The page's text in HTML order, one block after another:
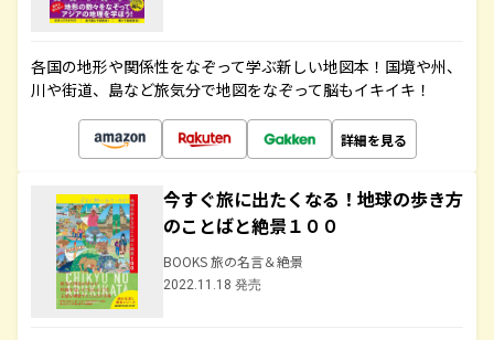
各国の地形や関係性をなぞって学ぶ新しい地図本！国境や州、
川や街道、島など旅気分で地図をなぞって脳もイキイキ！
詳細を見る
今すぐ旅に出たくなる！地球の歩き方
のことばと絶景１００
BOOKS 旅の名言＆絶景
2022.11.18 発売